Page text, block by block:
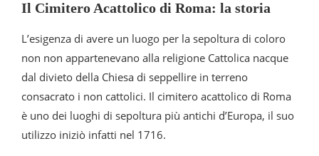
Il Cimitero Acattolico di Roma: la storia
L’esigenza di avere un luogo per la sepoltura di coloro
non non appartenevano alla religione Cattolica nacque
dal divieto della Chiesa di seppellire in terreno
consacrato i non cattolici. Il cimitero acattolico di Roma
è uno dei luoghi di sepoltura più antichi d’Europa, il suo
utilizzo iniziò infatti nel 1716.